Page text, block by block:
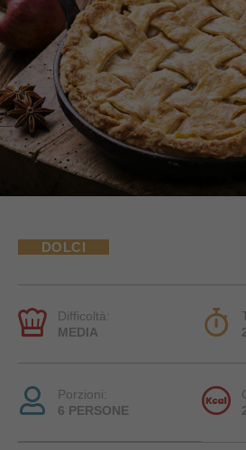
DOLCI
Difficoltà:
MEDIA
Porzioni:
6 PERSONE